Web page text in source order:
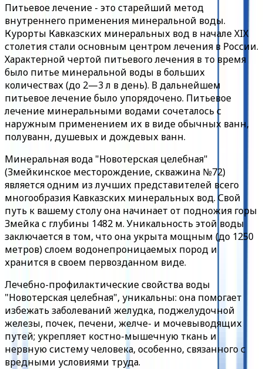
Питьевое лечение - это старейший метод
внутреннего применения минеральной воды.
Курорты Кавказских минеральных вод в начале XIX
столетия стали основным центром лечения в России.
Характерной чертой питьевого лечения в то время
было питье минеральной воды в больших
количествах (до 2—3 л в день). В дальнейшем
питьевое лечение было упорядочено. Питьевое
лечение минеральными водами сочеталось с
наружным применением их в виде обычных ванн,
полуванн, душевых и дождевых ванн.
Минеральная вода "Новотерская целебная"
(Змейкинское месторождение, скважина №72)
является одним из лучших представителей всего
многообразия Кавказских минеральных вод. Свой
путь к вашему столу она начинает от подножия горы
Змейка с глубины 1482 м. Уникальность этой воды
заключается в том, что она укрыта мощным (до 1250
метров) слоем водонепроницаемых пород и
хранится в своем первозданном виде.
Лечебно-профилактические свойства воды
"Новотерская целебная", уникальны: она помогает
избежать заболеваний желудка, поджелудочной
железы, почек, печени, желче- и мочевыводящих
путей; укрепляет костно-мышечную ткань и
нервную систему человека, особенно, связанного с
вредными условиями труда.